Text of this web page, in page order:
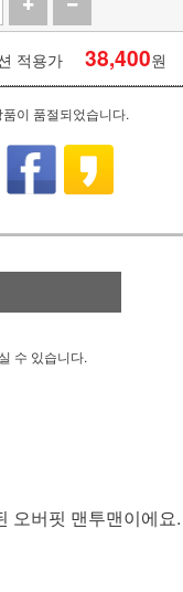
적용가 38,400원
품이 품절되었습니다.
수 있습니다.
오버핏 맨투맨이에요.